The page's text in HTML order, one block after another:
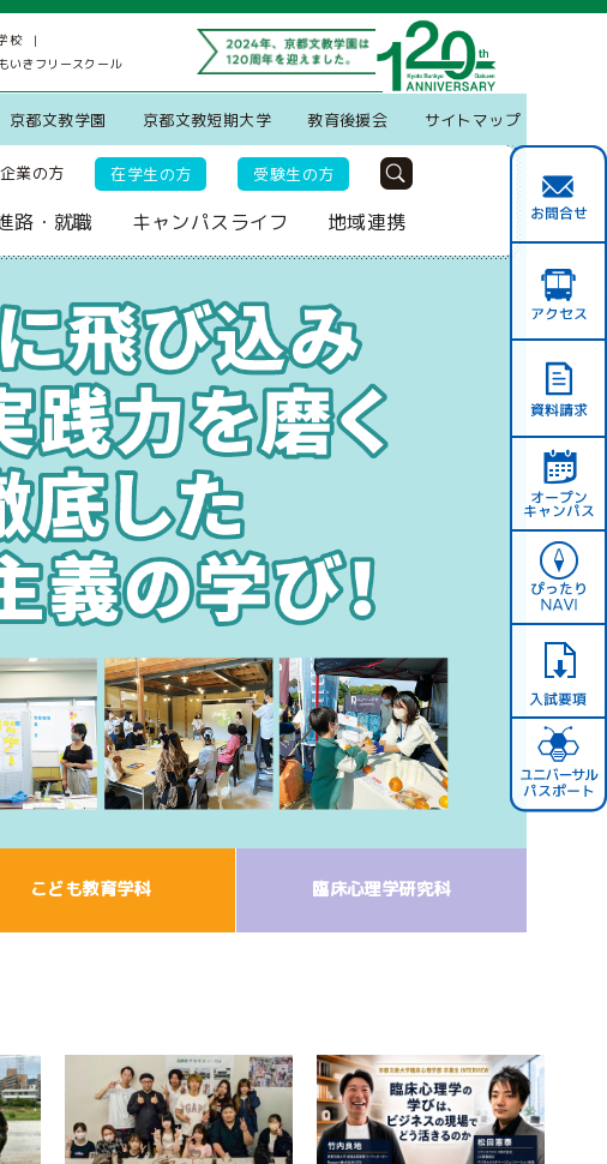
校
いきフリースクール
京都文教学園 京都文教短期大学 教育後援会 サイトマップ
受験生の方
在学生の方
企業の方
地域連携
キャンパスライフ
路・就職
こども教育学科 臨床心理学研究科